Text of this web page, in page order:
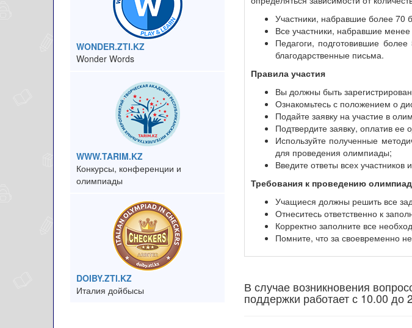
WONDER.ZTI.KZ
Wonder Words
WWW.TARIM.KZ
Конкурсы, конференции и
олимпиады
DOIBY.ZTI.KZ
Италия дойбысы
Участники, набравшие более 70
Все участники, набравшие
Педагоги, подготовившие
благодарственные письма.
Правила участия
Вы должны быть
Ознакомьтесь с положением о
Подайте заявку на участие в
Подтвердите заявку, оплатив
Используйте полученные
для проведения олимпиады;
Введите ответы всех участников
Требования к проведению
Учащиеся должны решить все
Отнеситесь ответственно к
Корректно заполните все
Помните, что за своевременно
В случае возникновения
поддержки работает с 10.00 до